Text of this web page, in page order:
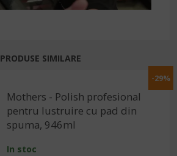
PRODUSE SIMILARE
-29%
Mothers - Polish profesional
pentru lustruire cu pad din
spuma, 946ml
In stoc